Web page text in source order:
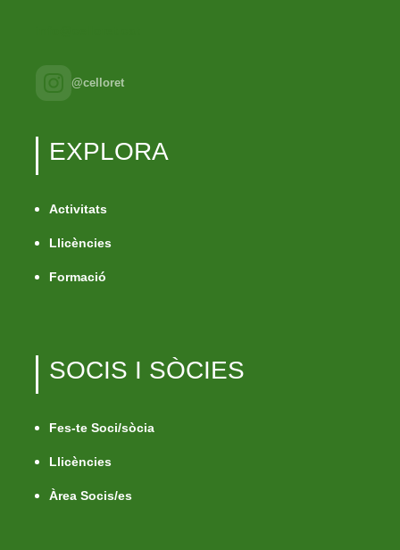
@celloret
EXPLORA
Activitats
Llicències
Formació
SOCIS I SÒCIES
Fes-te Soci/sòcia
Llicències
Àrea Socis/es